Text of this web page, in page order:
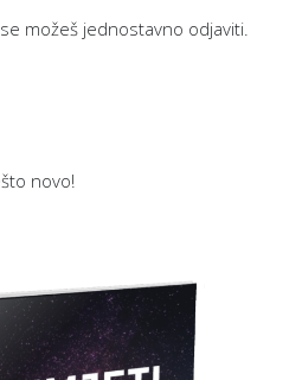
možeš jednostavno odjaviti.
novo!